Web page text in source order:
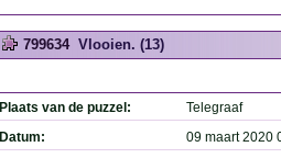
799634 Vlooien. (13)
Plaats van de puzzel:
Telegraaf
Datum:
09 maart 2020